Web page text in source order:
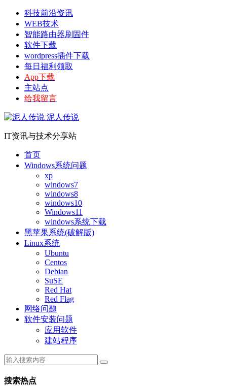
科技前沿资讯
WEB技术
智能路由器刷固件
软件下载
wordpress插件下载
每日福利领取
App下载
主站点
给我留言
泥人传说
IT资讯与技术分享站
首页
Windows系统问题
xp
windows7
windows8
windows10
Windows11
windows系统下载
黑苹果系统(破解版)
Linux系统
Ubuntu
Centos
Debian
SuSE
Red Hat
Red Flag
网络问题
软件安装问题
应用软件
建站程序
搜索热点